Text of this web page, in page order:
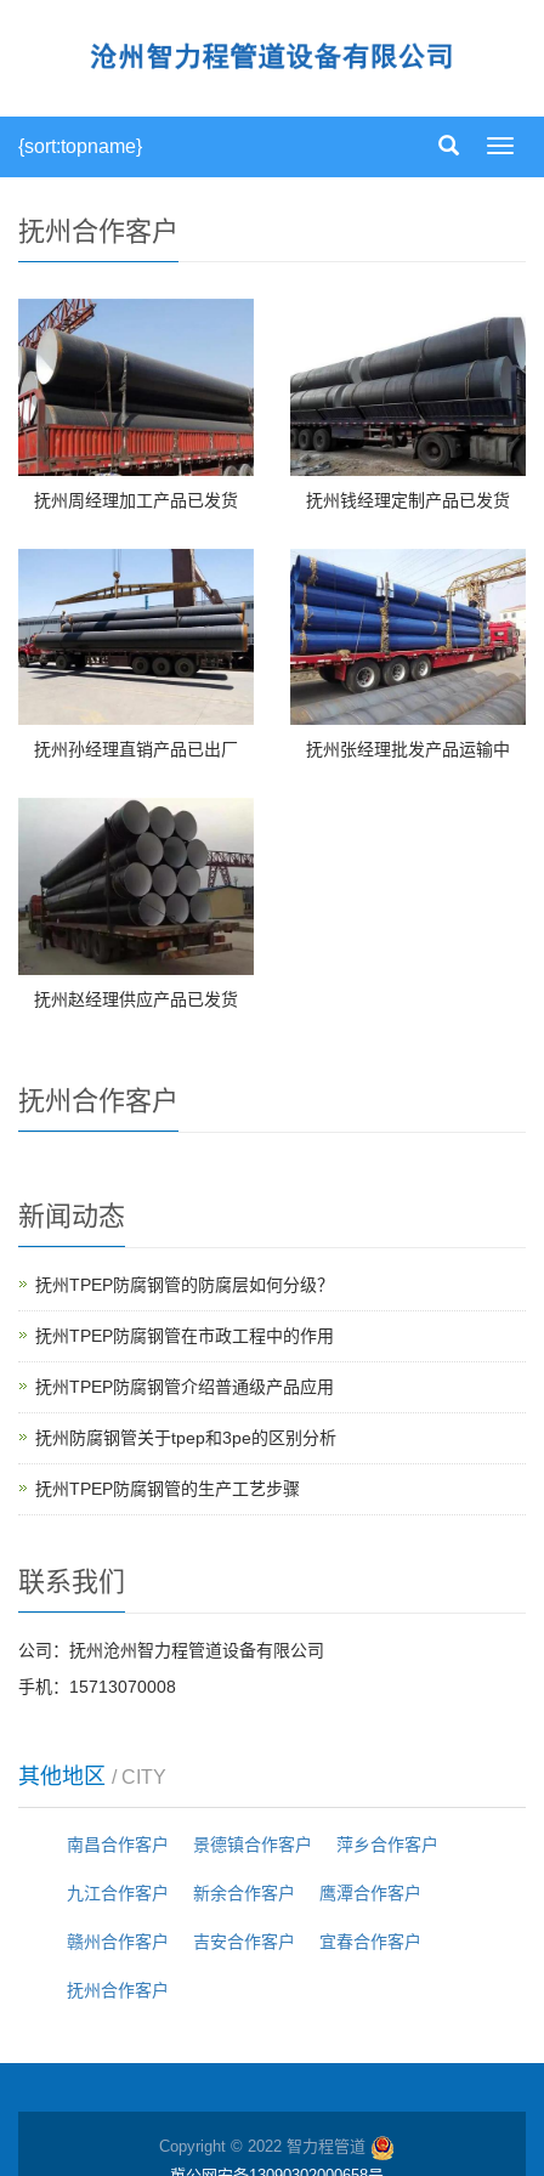
导
{sort:topname}
抚州合作客户
抚州周经理加工产品已发货 抚州钱经理定制产品已发货
抚州孙经理直销产品已出厂 抚州张经理批发产品运输中
抚州赵经理供应产品已发货
抚州合作客户
新闻动态
抚州TPEP防腐钢管的防腐层如何分级？
抚州TPEP防腐钢管在市政工程中的作用
抚州TPEP防腐钢管介绍普通级产品应用
抚州防腐钢管关于tpep和3pe的区别分析
抚州TPEP防腐钢管的生产工艺步骤
联系我们
公司：抚州沧州智力程管道设备有限公司
手机：15713070008
其他地区 / CITY
南昌合作客户 景德镇合作客户 萍乡合作客户
九江合作客户 新余合作客户 鹰潭合作客户
赣州合作客户 吉安合作客户 宜春合作客户
抚州合作客户
Copyright © 2022 智力程管道